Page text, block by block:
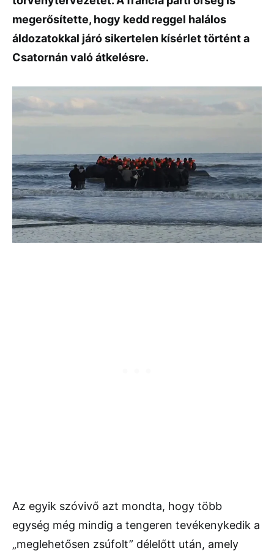
megerősítette, hogy kedd reggel halálos
áldozatokkal járó sikertelen kísérlet történt a
Csatornán való átkelésre.
Az egyik szóvivő azt mondta, hogy több
egység még mindig a tengeren tevékenykedik a
„meglehetősen zsúfolt” délelőtt után, amely